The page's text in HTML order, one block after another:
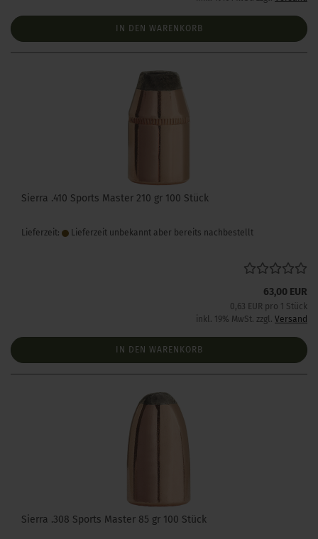
IN DEN WARENKORB
Sierra .410 Sports Master 210 gr 100 Stück
Lieferzeit: Lieferzeit unbekannt aber bereits nachbestellt
63,00 EUR
0,63 EUR pro 1 Stück
inkl. 19% MwSt. zzgl. Versand
IN DEN WARENKORB
Sierra .308 Sports Master 85 gr 100 Stück